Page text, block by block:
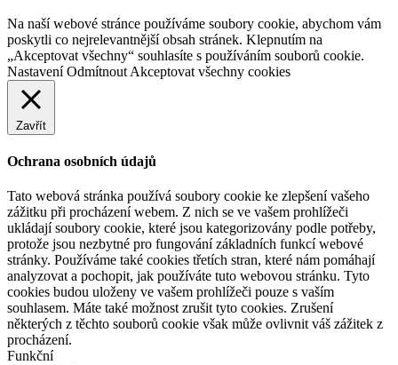
Na naší webové stránce používáme soubory cookie, abychom vám
poskytli co nejrelevantnější obsah stránek. Klepnutím na
„Akceptovat všechny“ souhlasíte s používáním souborů cookie.
Nastavení Odmítnout Akceptovat všechny cookies
Zavřít
Ochrana osobních údajů
Tato webová stránka používá soubory cookie ke zlepšení vašeho
zážitku při procházení webem. Z nich se ve vašem prohlížeči
ukládají soubory cookie, které jsou kategorizovány podle potřeby,
protože jsou nezbytné pro fungování základních funkcí webové
stránky. Používáme také cookies třetích stran, které nám pomáhají
analyzovat a pochopit, jak používáte tuto webovou stránku. Tyto
cookies budou uloženy ve vašem prohlížeči pouze s vaším
souhlasem. Máte také možnost zrušit tyto cookies. Zrušení
některých z těchto souborů cookie však může ovlivnit váš zážitek z
procházení.
Funkční